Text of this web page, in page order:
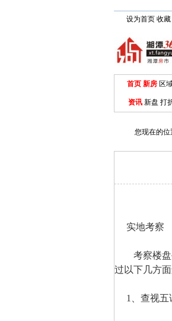
设为首页 收藏
首页 新房 区
资讯 新盘 打
您现在的位
实地考察
考察楼盘手
过以下几方面
1、查视五